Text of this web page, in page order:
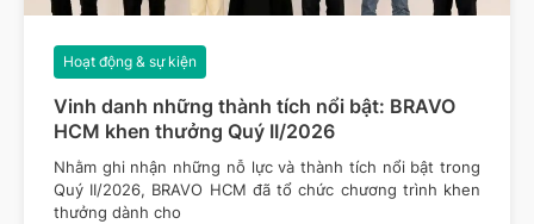
Vinh danh những thành tích nổi bật: BRAVO
HCM khen thưởng Quý II/2026
Hoạt động & sự kiện
Nhằm ghi nhận những nỗ lực và thành tích nổi bật trong
Quý II/2026, BRAVO HCM đã tổ chức chương trình khen
thưởng dành cho